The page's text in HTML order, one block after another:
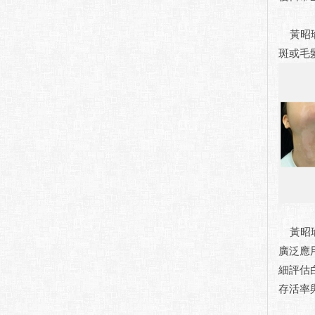
黃昭
斑或毛
黃昭
廣泛應
細評估
存活率